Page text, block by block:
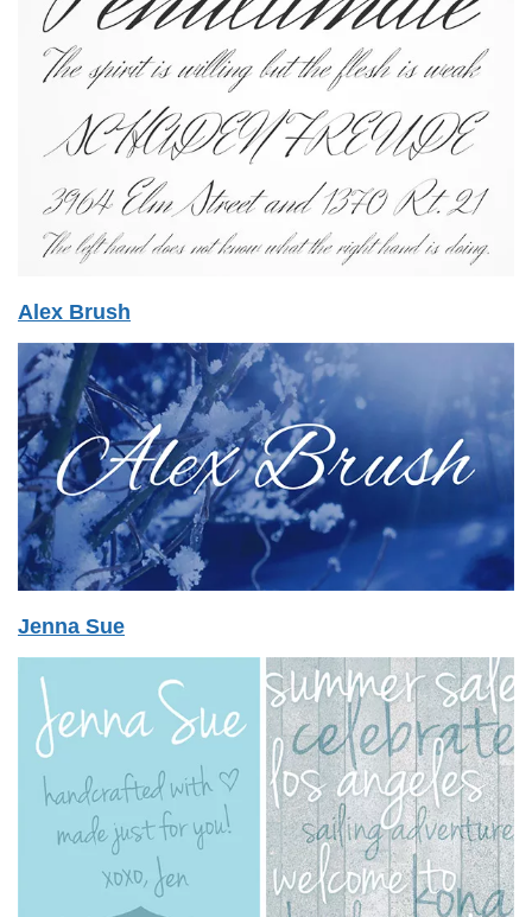
Alex Brush
Jenna Sue